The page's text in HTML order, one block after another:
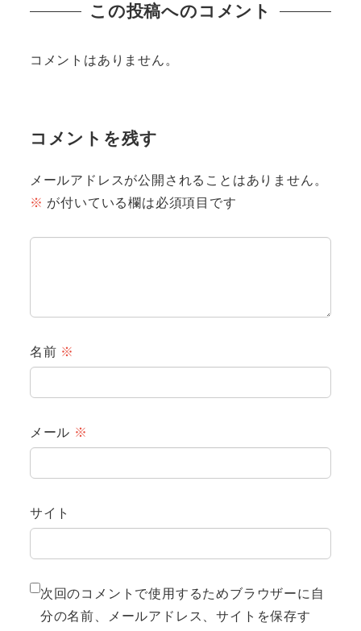
この投稿へのコメント
コメントはありません。
コメントを残す
メールアドレスが公開されることはありません。
※ が付いている欄は必須項目です
名前 ※
メール ※
サイト
次回のコメントで使用するためブラウザーに自
分の名前、メールアドレス、サイトを保存す